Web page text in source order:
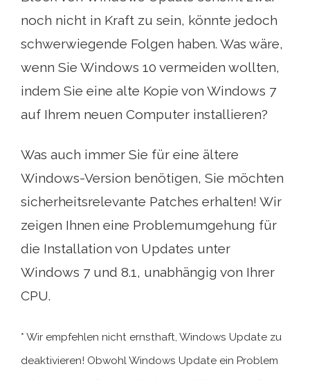
noch nicht in Kraft zu sein, könnte jedoch
schwerwiegende Folgen haben. Was wäre,
wenn Sie Windows 10 vermeiden wollten,
indem Sie eine alte Kopie von Windows 7
auf Ihrem neuen Computer installieren?
Was auch immer Sie für eine ältere
Windows-Version benötigen, Sie möchten
sicherheitsrelevante Patches erhalten! Wir
zeigen Ihnen eine Problemumgehung für
die Installation von Updates unter
Windows 7 und 8.1, unabhängig von Ihrer
CPU.
* Wir empfehlen nicht ernsthaft, Windows Update zu
deaktivieren! Obwohl Windows Update ein Problem